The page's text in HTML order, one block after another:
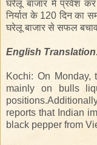
घरेलू बाजार में प्रवेश कर
निर्यात के120दिन का
घरेलू बाजार से सफल
English Translation
Kochi: On Monday,
mainly on bulls
reports that Indian
black pepper from